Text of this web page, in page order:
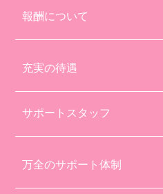
報酬について
充実の待遇
サポートスタッフ
万全のサポート体制